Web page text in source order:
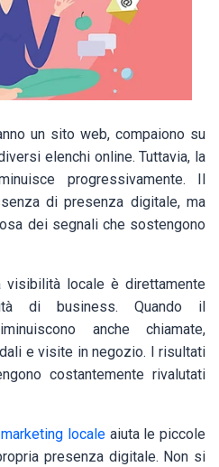
un sito web, compaiono su
elenchi online. Tuttavia, la
progressivamente. Il
di presenza digitale, ma
dei segnali che sostengono
locale è direttamente
di business. Quando il
anche chiamate,
e visite in negozio. I risultati
costantemente rivalutati
marketing localeaiuta le piccole
presenza digitale. Non si